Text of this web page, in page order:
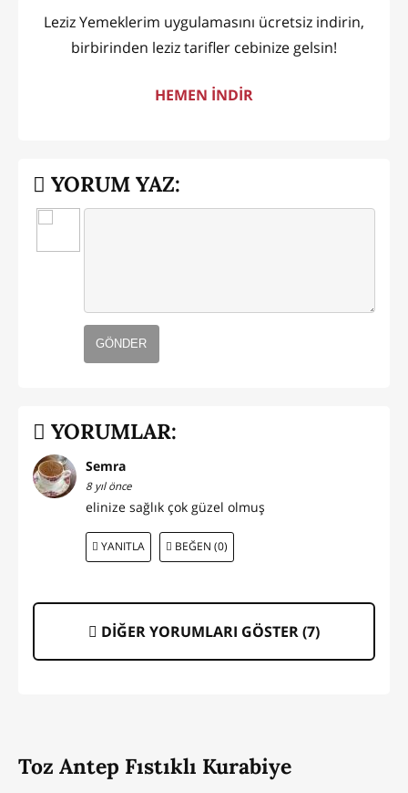
Leziz Yemeklerim uygulamasını ücretsiz indirin,
birbirinden leziz tarifler cebinize gelsin!
HEMEN İNDİR
YORUM YAZ:
GÖNDER
YORUMLAR:
Semra
8 yıl önce
elinize sağlık çok güzel olmuş
YANITLA BEĞEN (0)
DİĞER YORUMLARI GÖSTER (7)
Toz Antep Fıstıklı Kurabiye